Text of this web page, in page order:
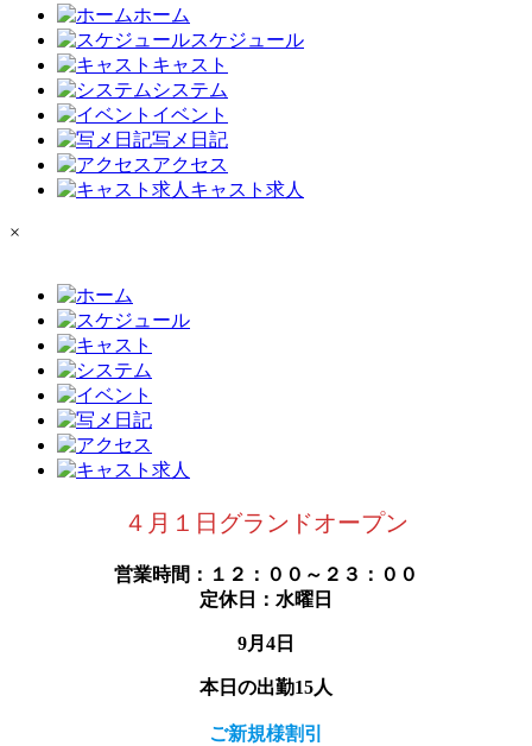
ホーム
スケジュール
キャスト
システム
イベント
写メ日記
アクセス
キャスト求人
×
４月１日グランドオープン
営業時間：１２：００～２３：００
定休日：水曜日
9月4日
本日の出勤15人
ご新規様割引